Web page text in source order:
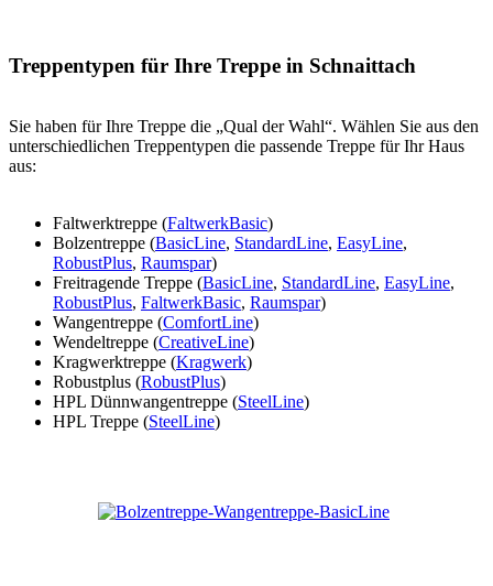
Treppentypen für Ihre Treppe in Schnaittach
Sie haben für Ihre Treppe die „Qual der Wahl“. Wählen Sie aus den
unterschiedlichen Treppentypen die passende Treppe für Ihr Haus
aus:
Faltwerktreppe (FaltwerkBasic)
Bolzentreppe (BasicLine, StandardLine, EasyLine,
RobustPlus, Raumspar)
Freitragende Treppe (BasicLine, StandardLine, EasyLine,
RobustPlus, FaltwerkBasic, Raumspar)
Wangentreppe (ComfortLine)
Wendeltreppe (CreativeLine)
Kragwerktreppe (Kragwerk)
Robustplus (RobustPlus)
HPL Dünnwangentreppe (SteelLine)
HPL Treppe (SteelLine)